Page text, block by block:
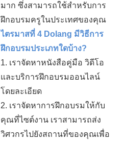
มาก ซึ่งสามารถใช้สำหรับการ
ฝึกอบรมครูในประเทศของคุณ
ไตรมาสที่ 4 Dolang มีวิธีการ
ฝึกอบรมประเภทใดบ้าง?
1. เราจัดหาหนังสือคู่มือ วิดีโอ
และบริการฝึกอบรมออนไลน์
โดยละเอียด
2. เราจัดหาการฝึกอบรมให้กับ
คุณที่ไซต์งาน เราสามารถส่ง
วิศวกรไปยังสถานที่ของคุณเพื่อ